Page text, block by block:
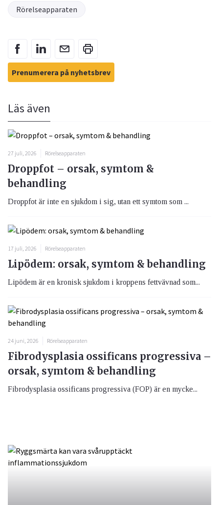
Rörelseapparaten
Prenumerera på nyhetsbrev
Läs även
27 juli, 2026 Rörelseapparaten
Droppfot – orsak, symtom &
behandling
Droppfot är inte en sjukdom i sig, utan ett symtom som ...
17 juli, 2026 Rörelseapparaten
Lipödem: orsak, symtom & behandling
Lipödem är en kronisk sjukdom i kroppens fettvävnad som...
24 juni, 2026 Rörelseapparaten
Fibrodysplasia ossificans progressiva –
orsak, symtom & behandling
Fibrodysplasia ossificans progressiva (FOP) är en mycke...